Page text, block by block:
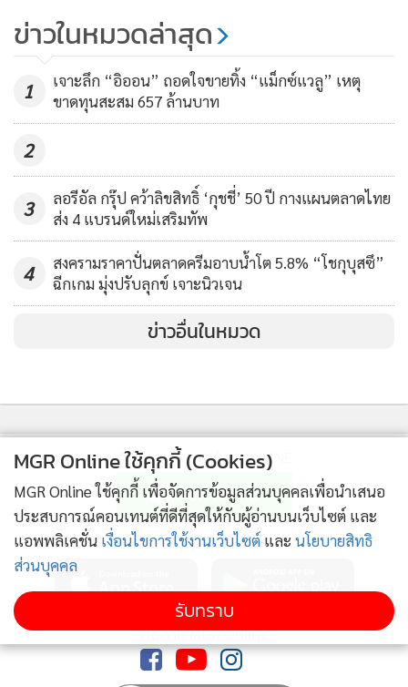
ทั้งนี้ เพื่อตอบรับโอกาสการเติบโตทางธุรกิจและร่วมเป็นส่วน
หนึ่งของเทศกาลการแข่งขันฟุตบอลระดับโลก ซัมซุงส่งโปรโมชั่น
“Big Match Big Screen เชียร์แมตช์หยุดโลกให้สะใจ ต้องทีวี
ระดับโลก” ขนทัพทีวีหน้าจอใหญ่ โดยมีผลิตภัณฑ์ในหมวดภาพ
ทีวี” (QLED TV) “เดอะเฟรม ไลฟ์สไตล์ ทีวี” (The Frame)
“พรีเมียมยูเอชดี ทีวี” (Premium UHD) และ “ยูเอชดี ทีวี” (UHD
TV) ให้ลูกค้าได้รับสิทธิ์ถึง 2 ต่อ โดยต่อแรก สามารถรับส่วนลด
ทีวีหน้าจอใหญ่สูงสุดถึง 200,000 บาท และส่วนลด “ซาวด์บาร์”
(Soundbar) สูงสุดถึง 35% พร้อมรับสิทธิ์ต่อที่สอง ลุ้นรางวัลทริป
ท่องเที่ยวที่เลือกได้ถึง 29 ประเทศ และรางวัลใหญ่ทุกสัปดาห์
ผลิตภัณฑ์ที่ซื้อ นอกจากนี้ ยังสามารถผ่อนชำระ 0% นานสูงสุด
ถึง 10 เดือน ด้วยบัตรเครดิตที่ร่วมรายการ และพิเศษสุดๆ
สำหรับผลิตภัณฑ์ในรุ่น “คิว แอลอีดี ทีวี” และ “เดอะ เฟรม ไลฟ์
สไตล์ ทีวี” ซัมซุงขยายระยะเวลาการรับประกันสินค้าครอบคลุม
เพิ่มจาก 2 ปี เป็น 3 ปี
228
SMEs ด้านนวัตกรรม 22 แห่ง ติวเข้ม
สู่สตาร์ทอัป
ข่าวในหมวดล่าสุด
1
เจาะลึก “อิออน” ถอดใจขายทิ้ง “แม็กซ์แวลู” เหตุ
ขาดทุนสะสม 657 ล้านบาท
2
3
ลอรีอัล กรุ๊ป คว้าลิขสิทธิ์ ‘กุชชี่’ 50 ปี กางแผนตลาดไทย
ส่ง 4 แบรนด์ใหม่เสริมทัพ
4
สงครามราคาปั่นตลาดครีมอาบน้ำโต 5.8% “โชกุบุสซึ”
ฉีกเกม มุ่งปรับลุกข์ เจาะนิวเจน
ข่าวอื่นในหมวด
ติดตามข่าวสารผ่านทาง LINE
MGR Online Application
ติดตาม MGR Online
MGR Online ใช้คุกกี้ (Cookies)
MGR Online ใช้คุกกี้ เพื่อจัดการข้อมูลส่วนบุคคลเพื่อนำเสนอ
ประสบการณ์คอนเทนต์ที่ดีที่สุดให้กับผู้อ่านบนเว็บไซต์ และ
แอพพลิเคชั่น เงื่อนไขการใช้งานเว็บไซต์ และ นโยบายสิทธิ
ส่วนบุคคล
รับทราบ